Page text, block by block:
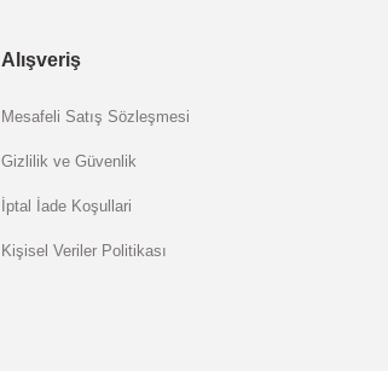
Alışveriş
Mesafeli Satış Sözleşmesi
Gizlilik ve Güvenlik
İptal İade Koşullari
Kişisel Veriler Politikası